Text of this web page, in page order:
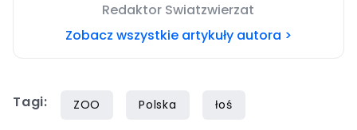
Redaktor Swiatzwierzat
Zobacz wszystkie artykuły autora >
Tagi: ZOO Polska łoś